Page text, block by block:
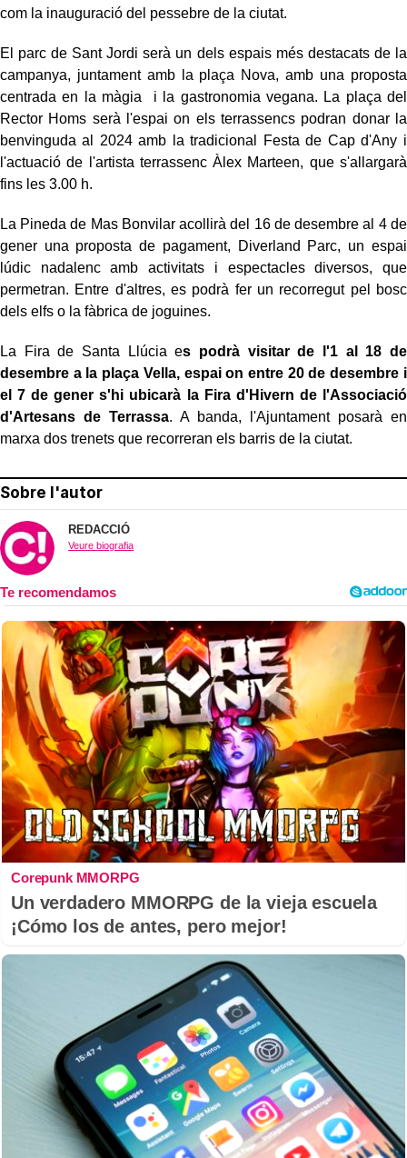
com la inauguració del pessebre de la ciutat.
El parc de Sant Jordi serà un dels espais més destacats de la
campanya, juntament amb la plaça Nova, amb una proposta
centrada en la màgia i la gastronomia vegana. La plaça del
Rector Homs serà l'espai on els terrassencs podran donar la
benvinguda al 2024 amb la tradicional Festa de Cap d'Any i
l'actuació de l'artista terrassenc Àlex Marteen, que s'allargarà
fins les 3.00 h.
La Pineda de Mas Bonvilar acollirà del 16 de desembre al 4 de
gener una proposta de pagament, Diverland Parc, un espai
lúdic nadalenc amb activitats i espectacles diversos, que
permetran. Entre d'altres, es podrà fer un recorregut pel bosc
dels elfs o la fàbrica de joguines.
La Fira de Santa Llúcia es podrà visitar de l'1 al 18 de
desembre a la plaça Vella, espai on entre 20 de desembre i
el 7 de gener s'hi ubicarà la Fira d'Hivern de l'Associació
d'Artesans de Terrassa. A banda, l'Ajuntament posarà en
marxa dos trenets que recorreran els barris de la ciutat.
Sobre l'autor
REDACCIÓ
Veure biografia
Corepunk MMORPG
Un verdadero MMORPG de la vieja escuela
¡Cómo los de antes, pero mejor!